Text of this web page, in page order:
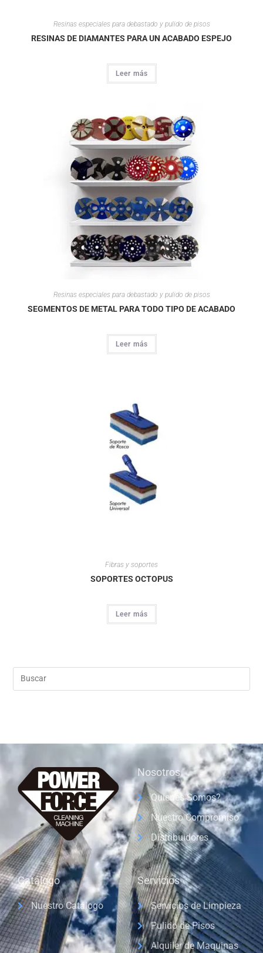
Resinas especiales para debastado y pulido de pisos
RESINAS DE DIAMANTES PARA UN ACABADO ESPEJO
Leer más
Resinas especiales para debastado y pulido de pisos
SEGMENTOS DE METAL PARA TODO TIPO DE ACABADO
Leer más
Fibras y soportes
SOPORTES OCTOPUS
Leer más
Nosotros
Quienes Somos?
Nuestro Compromiso
Distribuidores
Catálogo
Nuestro Catálogo
Servicios
Servicios de Limpieza
Pulido de Pisos
Alquiler de Maquinas